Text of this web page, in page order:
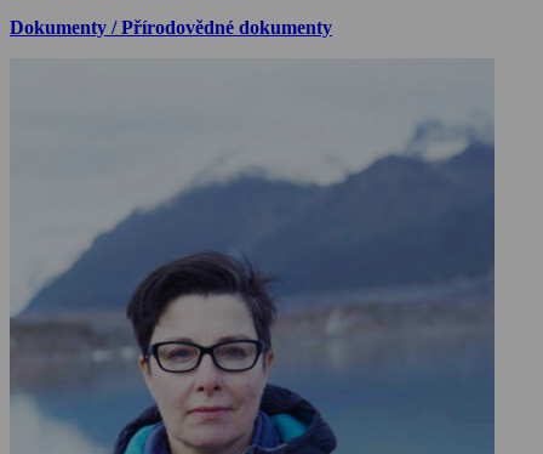
Dokumenty / Přírodovědné dokumenty